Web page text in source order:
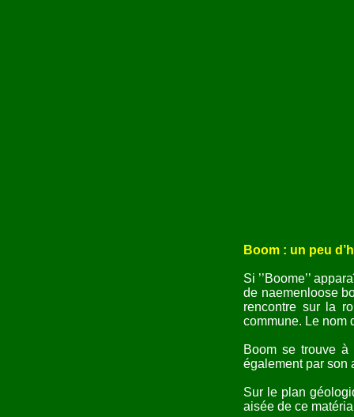
Boom : un peu
Si ’’Boome’’
de naemenloose
rencontre sur la
commune. Le nom
Boom se trouve
également par son
Sur le plan
aisée de ce